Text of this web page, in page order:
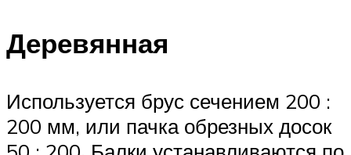
Деревянная
Используется брус сечением 200 :
200 мм, или пачка обрезных досок